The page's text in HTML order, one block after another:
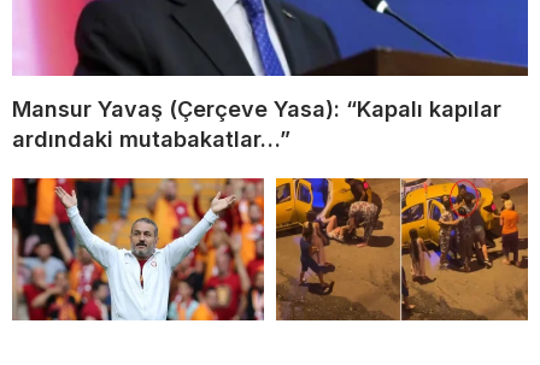
Mansur Yavaş (Çerçeve Yasa): “Kapalı kapılar
ardındaki mutabakatlar…”